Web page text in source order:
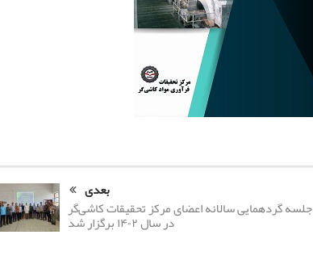
بعدی
جلسه گردهمایی سالانه اعضای مرکز تحقیقات کاشی‌گر
در سال ۱۴۰۲ برگزار شد